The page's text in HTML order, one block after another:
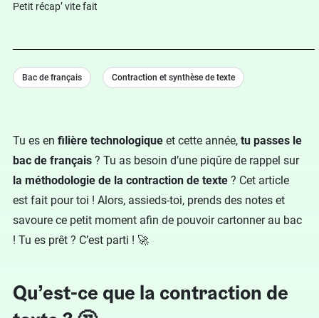
Tu es en filière technologique et cette année, tu passes le
bac de français ? Tu as besoin d’une piqûre de rappel sur
la méthodologie de la contraction de texte ? Cet article
est fait pour toi ! Alors, assieds-toi, prends des notes et
savoure ce petit moment afin de pouvoir cartonner au bac
! Tu es prêt ? C’est parti ! 🚀
Qu’est-ce que la contraction de
Petit récap’ vite fait
Bac de français Contraction et synthèse de texte